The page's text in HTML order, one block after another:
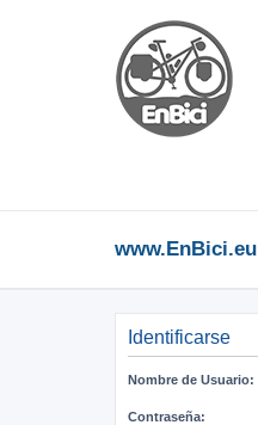
www.EnBici.eu
Identificarse
Nombre de Usuario:
Contraseña: